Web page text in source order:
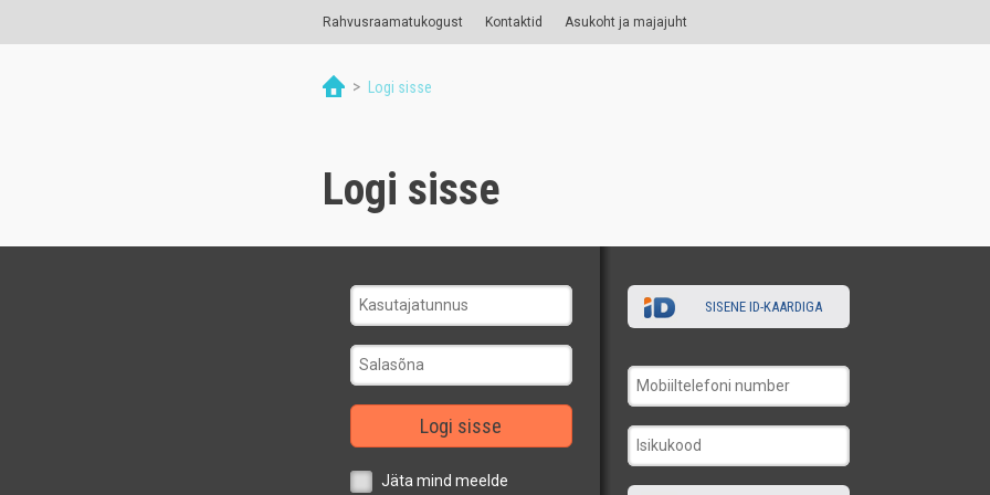
Rahvusraamatukogust Kontaktid Asukoht ja majajuht
> Logi sisse
Logi sisse
Logi sisse
Jäta mind meelde
SISENE ID-KAARDIGA